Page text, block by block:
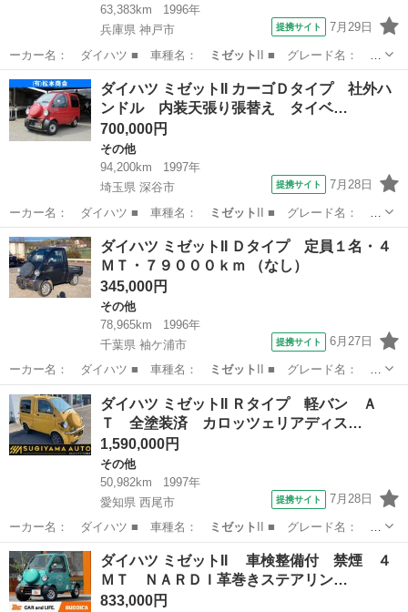
63,383km
1996年
兵庫県 神戸市
提携サイト 7月29日
ーカー名： ダイハツ ■ 車種名： ミゼット
II ■ グレード名： Ｄ
タイプ ４…
兵庫 神戸市 その他
ダイハツ ミゼットII カーゴＤタイプ 社外ハ
ンドル 内装天張り張替え タイベ…
700,000円
その他
94,200km
1997年
埼玉県 深谷市
提携サイト 7月28日
ーカー名： ダイハツ ■ 車種名： ミゼット II ■ グレード名： カ
ーゴＤタイ…
埼玉 深谷市 その他
ダイハツ ミゼットII Ｄタイプ 定員１名・４
ＭＴ・７９０００ｋｍ （なし）
345,000円
その他
78,965km
1996年
千葉県 袖ケ浦市
提携サイト 6月27日
ーカー名： ダイハツ ■ 車種名： ミゼット
II ■ グレード名： Ｄ
タイプ 定…
千葉 袖ケ浦市
ダイハツ ミゼットII Ｒタイプ 軽バン Ａ
Ｔ 全塗装済 カロッツェリアディス…
1,590,000円
その他
50,982km
1997年
愛知県 西尾市
提携サイト 7月28日
ーカー名： ダイハツ ■ 車種名： ミゼット
II ■ グレード名： Ｒ
タイプ 軽…
愛知 西尾市 その他
ダイハツ ミゼットII 車検整備付 禁煙 ４
ＭＴ ＮＡＲＤＩ革巻きステアリン…
833,000円